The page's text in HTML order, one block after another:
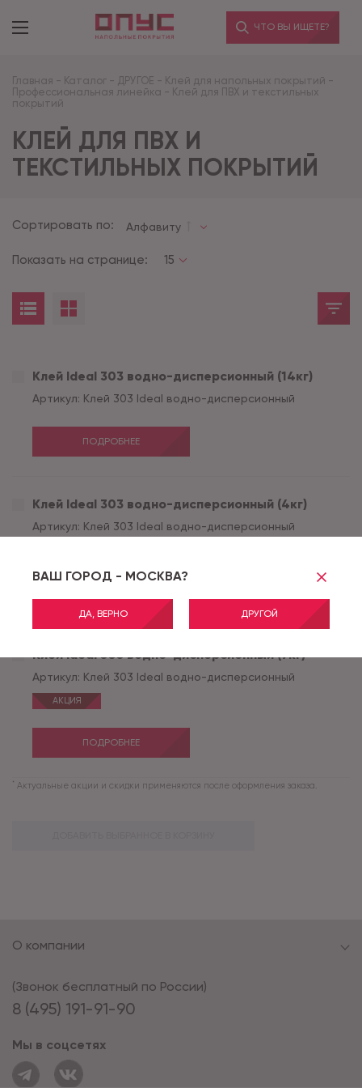
ВАШ ГОРОД - МОСКВА?
ДА, ВЕРНО ДРУГОЙ
ЧТО ВЫ ИЩЕТЕ?
Главная - Каталог - ДРУГОЕ - Клей для напольных покрытий -
Профессиональная линейка - Клей для ПВХ и текстильных
покрытий
КЛЕЙ ДЛЯ ПВХ И
ТЕКСТИЛЬНЫХ ПОКРЫТИЙ
Сортировать по: Алфавиту
Показать на странице: 15
Клей Ideal 303 водно-дисперсионный (14кг)
Артикул: Клей 303 Ideal водно-дисперсионный
ПОДРОБНЕЕ
Клей Ideal 303 водно-дисперсионный (4кг)
Артикул: Клей 303 Ideal водно-дисперсионный
Клей Ideal 303 водно-дисперсионный (7кг)
Артикул: Клей 303 Ideal водно-дисперсионный
АКЦИЯ
ПОДРОБНЕЕ
* Актуальные акции и скидки применяются после оформления заказа.
8 (495) 191-91-90
(Звонок бесплатный по России)
Мы в соцсетях
О компании